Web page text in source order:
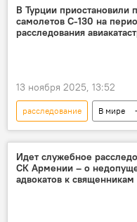
ООН
В мире
В Турции приостановили
самолетов С-130 на
расследования
13 ноября 2025, 13:52
расследование В мире
самолет
Идет служебное
СК Армении – о
адвокатов к священникам